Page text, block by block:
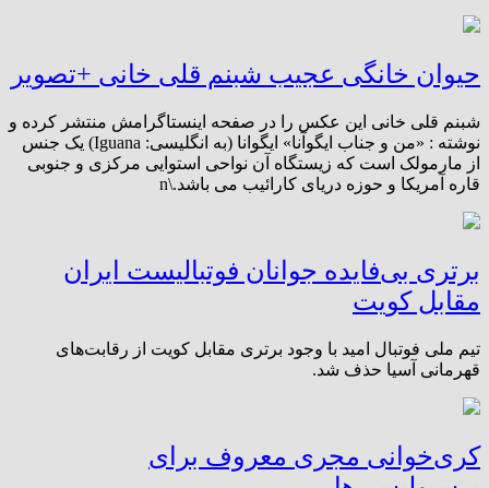
حیوان خانگی عجیب شبنم قلی خانی +تصویر
شبنم قلی خانی این عکس را در صفحه اینستاگرامش منتشر کرده و
نوشته : «من و جناب ایگوآنا» ایگوانا (به انگلیسی: Iguana) یک جنس
از مارمولک است که زیستگاه آن نواحی استوایی مرکزی و جنوبی
قاره آمریکا و حوزه دریای کارائیب می باشد.\n
برتری بی‌فایده جوانان فوتبالیست ایران
مقابل کویت
تیم ملی فوتبال امید با وجود برتری مقابل کویت از رقابت‌های
قهرمانی آسیا حذف شد.
کری‌خوانی مجری معروف برای